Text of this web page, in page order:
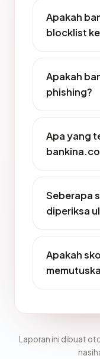
Apakah
blocklist
Apakah
phishing?
Apa yang
Seberapa
diperiksa
Apakah
Laporan ini dibuat